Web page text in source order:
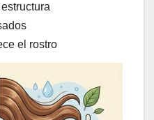
el rostro